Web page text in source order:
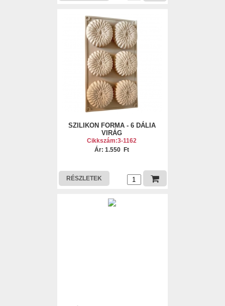
SZILIKON FORMA - 6 DÁLIA
VIRÁG
Cikkszám:3-1162
Ár: 1.550 Ft
RÉSZLETEK